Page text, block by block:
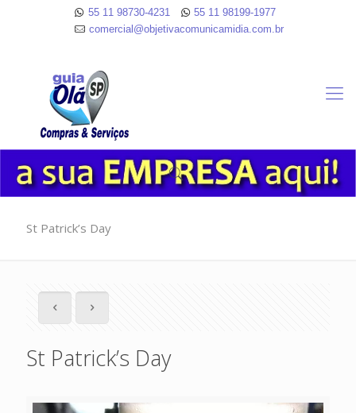
55 11 98730-4231
55 11 98199-1977
comercial@objetivacomunicamidia.com.br
St Patrick’s Day
St Patrick’s Day